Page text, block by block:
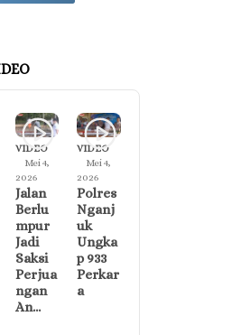
VIDEO
Mei 4,
2026
Jalan
Berlu
mpur
Jadi
Saksi
Perjua
ngan
An…
VIDEO
Mei 4,
2026
Polres
Nganj
uk
Ungka
p 933
Perkar
a